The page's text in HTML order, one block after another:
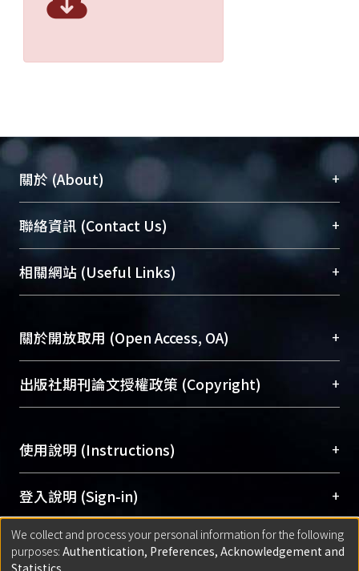
關於 (About) +
臺大位居世界頂尖大學之列，為永久珍藏及向國際
展現本校豐碩的研究成果及學術能量，圖書館整合
機構典藏（NTUR）與學術庫（AH）不同功能平
台，成為臺大學術典藏NTU scholars。期能整合研
成果。
To permanently archive and promote researcher
profiles and scholarly works, Library integrates the
services of “NTU Repository” with “Academic
聯絡資訊 (Contact Us) +
總館學科館員(Main Library)
醫學圖書館學科館員(Medical Library)
Sciences Library)
相關網站 (Useful Links) +
關於開放取用 (Open Access, OA) +
開放取用是從使用者角度提升資訊取用性的社會運
動，應用在學術研究上是透過將研究著作公開供使
用逐年攀升。同時可加速研究發展、提升研究影響
Archive）平台。 （點選深入了解OA）
出版社期刊論文授權政策 (Copyright) +
含部分內容的版權非匯入者所有，或由第三方贊
助與合作完成，請確認該版權所有者及第三方同
意提供此授權。
Please represent that the submission is your
original work, and that you have the right to
grant the rights to upload.
使用說明 (Instructions) +
網站簡介(Quickstart Guide)
使用手冊(Instruction Manual)
線上預約服務(Booking Service)
登入說明 (Sign-in) +
方案一：臺灣大學計算機中心帳號登入
(With C&INC Email Account)
匯入著作 (Submission) +
We collect and process your personal information for the following
purposes: Authentication, Preferences, Acknowledgement and
Statistics